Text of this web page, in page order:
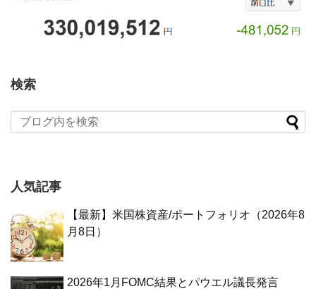
検索
人気記事
【最新】米国株資産/ポートフォリオ（2026年8
月8日）
2026年1月FOMC結果とパウエル議長発言